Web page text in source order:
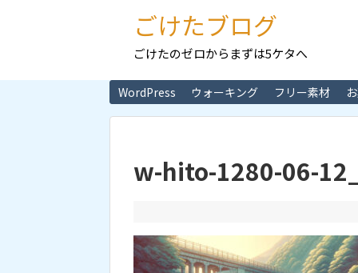
ごけたブログ
ごけたのゼロからまずは5ケタへ
WordPress ウォーキング フリー素材
w-hito-1280-06-